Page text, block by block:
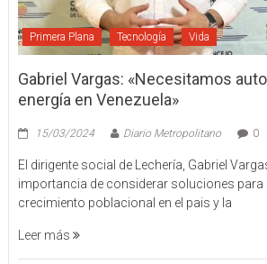
Primera Plana Tecnología Vida
Gabriel Vargas: «Necesitamos
energía en Venezuela»
15/03/2024 Diario Metropolitano 0
El dirigente social de Lechería, Gabriel
importancia de considerar soluciones para
crecimiento poblacional en el pais y la
Leer más